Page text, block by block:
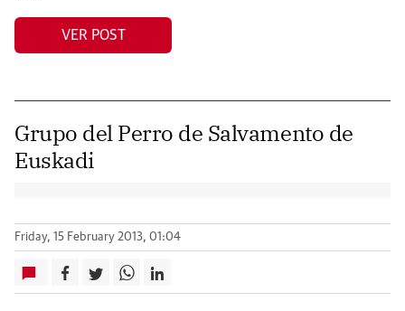
VER POST
Grupo del Perro de Salvamento de
Euskadi
Friday, 15 February 2013, 01:04